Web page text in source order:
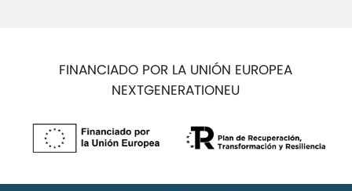
FINANCIADO POR LA UNIÓN EUROPEA
NEXTGENERATIONEU